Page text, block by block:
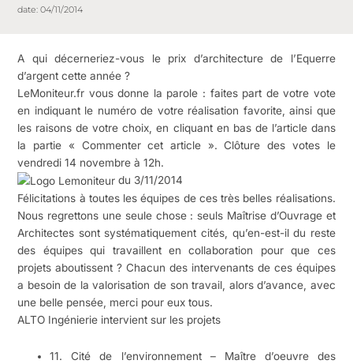
date: 04/11/2014
A qui décerneriez-vous le prix d’architecture de l’Equerre
d’argent cette année ?
LeMoniteur.fr vous donne la parole : faites part de votre vote
en indiquant le numéro de votre réalisation favorite, ainsi que
les raisons de votre choix, en cliquant en bas de l’article dans
la partie « Commenter cet article ». Clôture des votes le
vendredi 14 novembre à 12h.
du 3/11/2014
Félicitations à toutes les équipes de ces très belles réalisations.
Nous regrettons une seule chose : seuls Maîtrise d’Ouvrage et
Architectes sont systématiquement cités, qu’en-est-il du reste
des équipes qui travaillent en collaboration pour que ces
projets aboutissent ? Chacun des intervenants de ces équipes
a besoin de la valorisation de son travail, alors d’avance, avec
une belle pensée, merci pour eux tous.
ALTO Ingénierie intervient sur les projets
11. Cité de l’environnement – Maître d’oeuvre des